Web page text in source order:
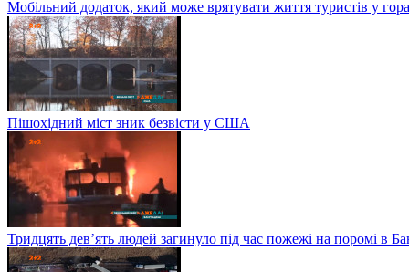
Мобільний додаток, який може врятувати життя туристів у
Пішохідний міст зник безвісти у США
Тридцять дев’ять людей загинуло під час пожежі на поромі в